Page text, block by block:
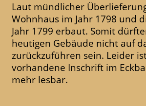
Laut mündlicher
Wohnhaus im Jahr 1798 und
Jahr 1799 erbaut. Somit
heutigen Gebäude nicht auf
zurückzuführen sein. Leider
vorhandene Inschrift im
mehr lesbar.